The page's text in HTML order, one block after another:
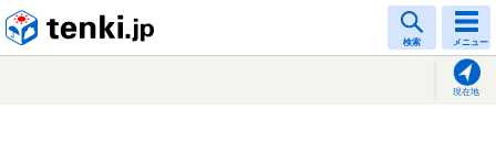
検索 メニュー
現在地